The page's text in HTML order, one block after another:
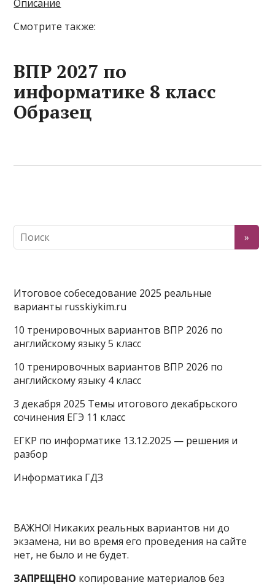
Описание
Смотрите также:
ВПР 2027 по
информатике 8 класс
Образец
Итоговое собеседование 2025 реальные
варианты russkiykim.ru
10 тренировочных вариантов ВПР 2026 по
английскому языку 5 класс
10 тренировочных вариантов ВПР 2026 по
английскому языку 4 класс
3 декабря 2025 Темы итогового декабрьского
сочинения ЕГЭ 11 класс
ЕГКР по информатике 13.12.2025 — решения и
разбор
Информатика ГДЗ
ВАЖНО! Никаких реальных вариантов ни до
экзамена, ни во время его проведения на сайте
нет, не было и не будет.
ЗАПРЕЩЕНО копирование материалов без